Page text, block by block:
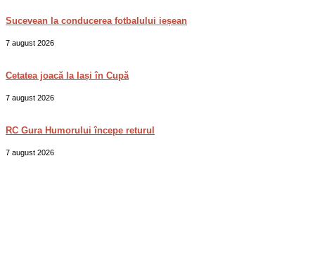
Sucevean la conducerea fotbalului ieșean
7 august 2026
Cetatea joacă la Iași în Cupă
7 august 2026
RC Gura Humorului începe returul
7 august 2026